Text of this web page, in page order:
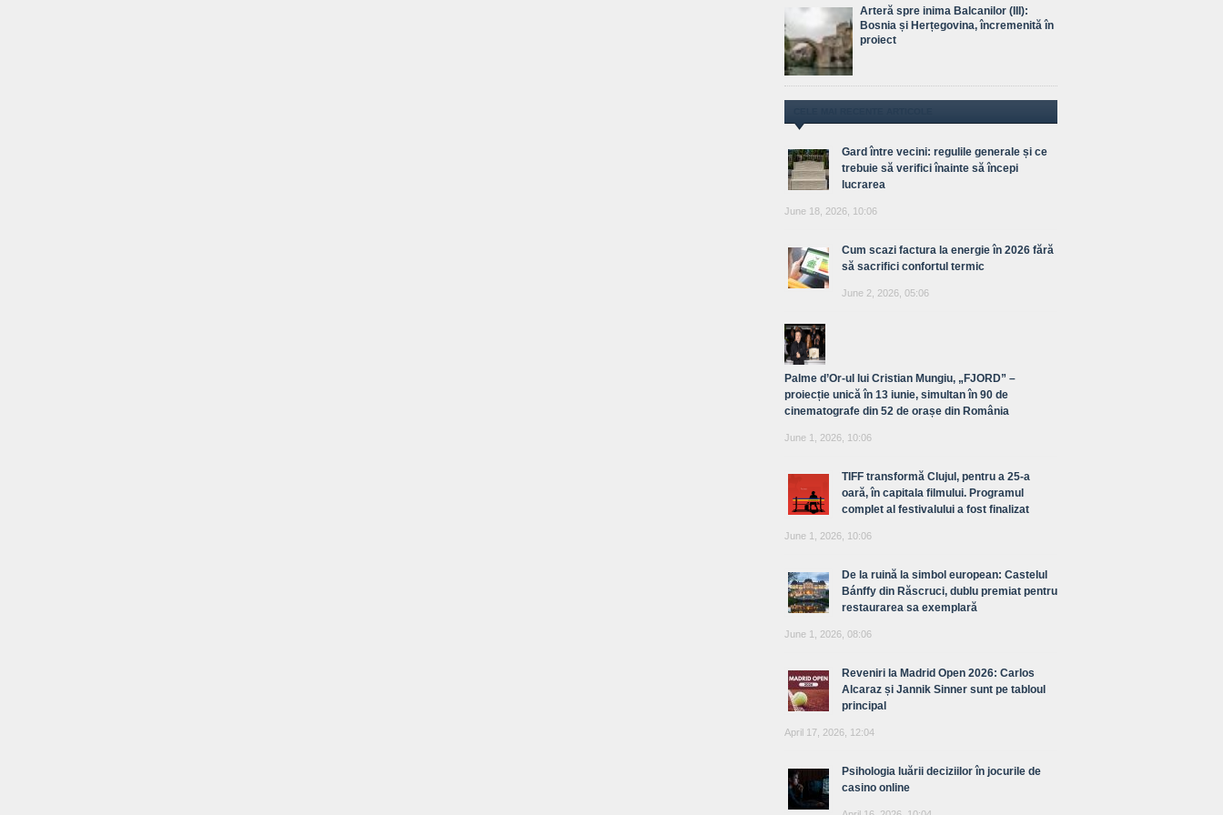
Arteră spre inima Balcanilor (III):
Bosnia și Herțegovina, încremenită în
proiect
Gard între vecini: regulile generale și ce
trebuie să verifici înainte să începi
lucrarea
June 18, 2026, 10:06
Cum scazi factura la energie în 2026 fără
să sacrifici confortul termic
June 2, 2026, 05:06
Palme d’Or-ul lui Cristian Mungiu, „FJORD” –
proiecție unică în 13 iunie, simultan în 90 de
cinematografe din 52 de orașe din România
June 1, 2026, 10:06
TIFF transformă Clujul, pentru a 25-a
oară, în capitala filmului. Programul
complet al festivalului a fost finalizat
June 1, 2026, 10:06
De la ruină la simbol european: Castelul
Bánffy din Răscruci, dublu premiat pentru
restaurarea sa exemplară
June 1, 2026, 08:06
Reveniri la Madrid Open 2026: Carlos
Alcaraz și Jannik Sinner sunt pe tabloul
principal
April 17, 2026, 12:04
Psihologia luării deciziilor în jocurile de
casino online